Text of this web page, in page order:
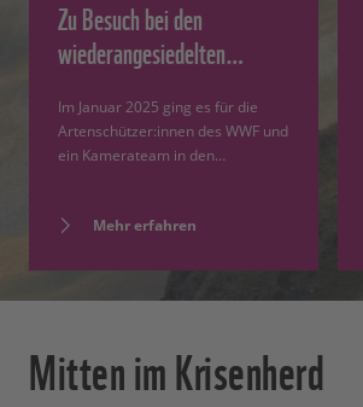
Zu Besuch bei den
wiederangesiedelten…
Im Januar 2025 ging es für die
Artenschützer:innen des WWF und
ein Kamerateam in den…
Mehr erfahren
Mitten im Krisenherd